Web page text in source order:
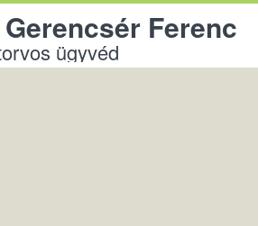
Ferenc
ügyvéd